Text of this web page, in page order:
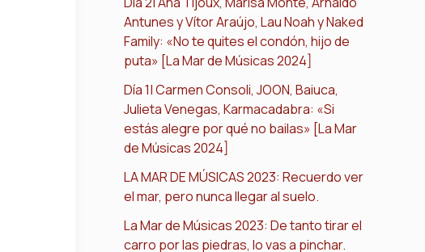
Antunes y Vítor Araújo, Lau Noah y Naked
Family: «No te quites el condón, hijo de
puta» [La Mar de Músicas 2024]
Día 1| Carmen Consoli, JOON, Baiuca,
Julieta Venegas, Karmacadabra: «Si
estás alegre por qué no bailas» [La Mar
de Músicas 2024]
LA MAR DE MÚSICAS 2023: Recuerdo ver
el mar, pero nunca llegar al suelo.
La Mar de Músicas 2023: De tanto tirar el
carro por las piedras, lo vas a pinchar.